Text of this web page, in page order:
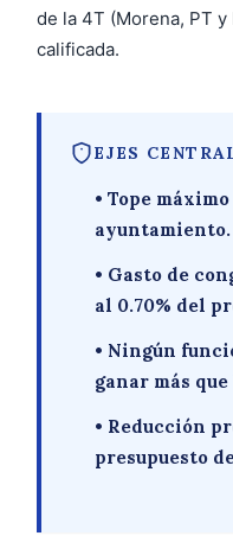
de la 4T (Morena, PT y
calificada.
EJES
• Tope
ayuntamiento.
• Gasto de
al 0.70% del
• Ningún
ganar más
• Reducción
presupuesto